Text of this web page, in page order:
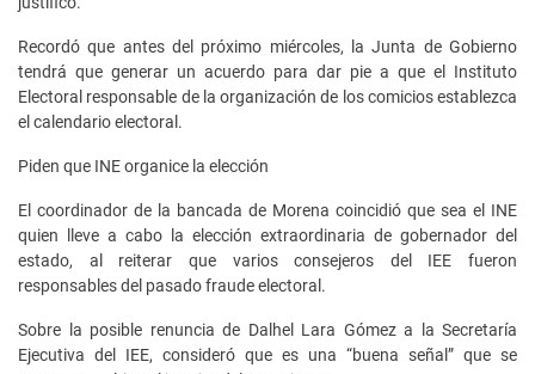
Recordó que antes del próximo miércoles, la Junta de Gobierno
tendrá que generar un acuerdo para dar pie a que el Instituto
Electoral responsable de la organización de los comicios establezca
el calendario electoral.
Piden que INE organice la elección
El coordinador de la bancada de Morena coincidió que sea el INE
quien lleve a cabo la elección extraordinaria de gobernador del
estado, al reiterar que varios consejeros del IEE fueron
responsables del pasado fraude electoral.
Sobre la posible renuncia de Dalhel Lara Gómez a la Secretaría
Ejecutiva del IEE, consideró que es una “buena señal” que se